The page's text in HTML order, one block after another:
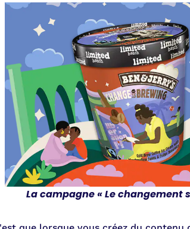
La campagne « Le changement